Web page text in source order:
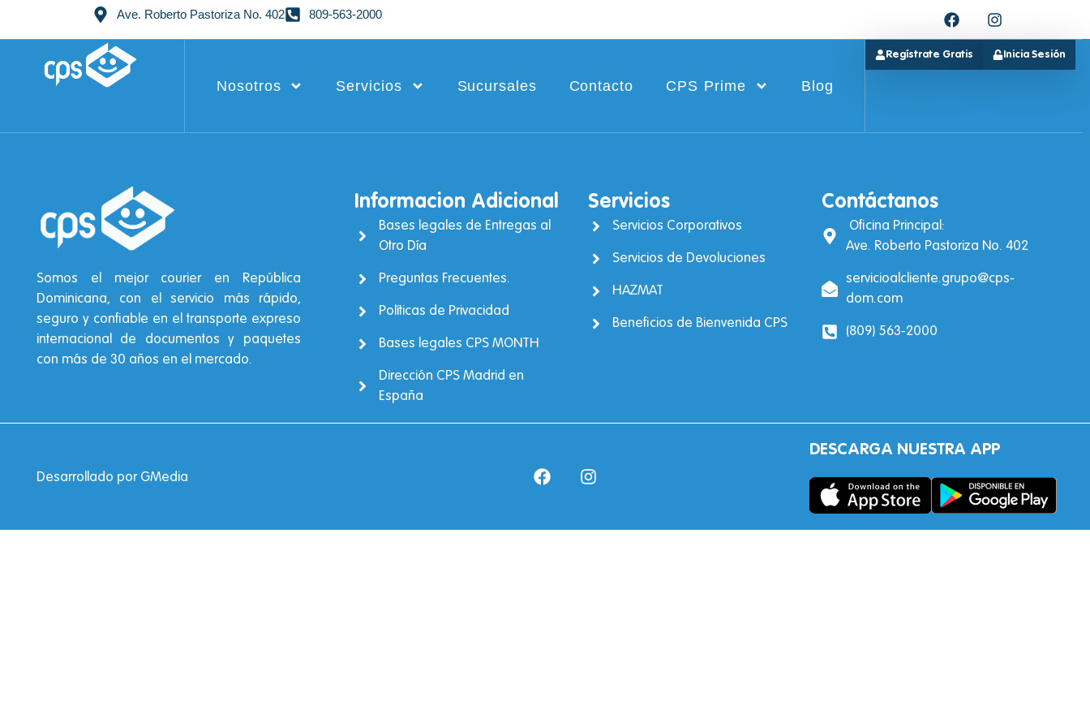
Ave. Roberto Pastoriza No. 402 809-563-2000
Nosotros Servicios Sucursales Contacto CPS Prime Blog
Regístrate Gratis Inicia Sesión
Somos el mejor courier en República
Dominicana, con el servicio más rápido,
seguro y confiable en el transporte expreso
internacional de documentos y paquetes
con más de 30 años en el mercado.
Informacion Adicional
Bases legales de Entregas al
Otro Día
Preguntas Frecuentes.
Políticas de Privacidad
Bases legales CPS MONTH
Dirección CPS Madrid en
España
Servicios
Servicios Corporativos
Servicios de Devoluciones
HAZMAT
Beneficios de Bienvenida CPS
Contáctanos
Oficina Principal:
Ave. Roberto Pastoriza No. 402
servicioalcliente.grupo@cps-
dom.com
(809) 563-2000
Desarrollado por GMedia
DESCARGA NUESTRA APP